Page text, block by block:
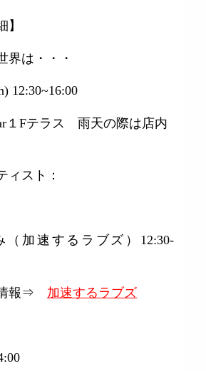
】
界は・・・
12:30~16:00
１Fテラス 雨天の際は店内
ィスト：
（加速するラブズ）12:30-
情報⇒ 加速するラブズ